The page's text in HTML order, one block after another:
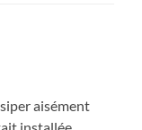
aisément
installée